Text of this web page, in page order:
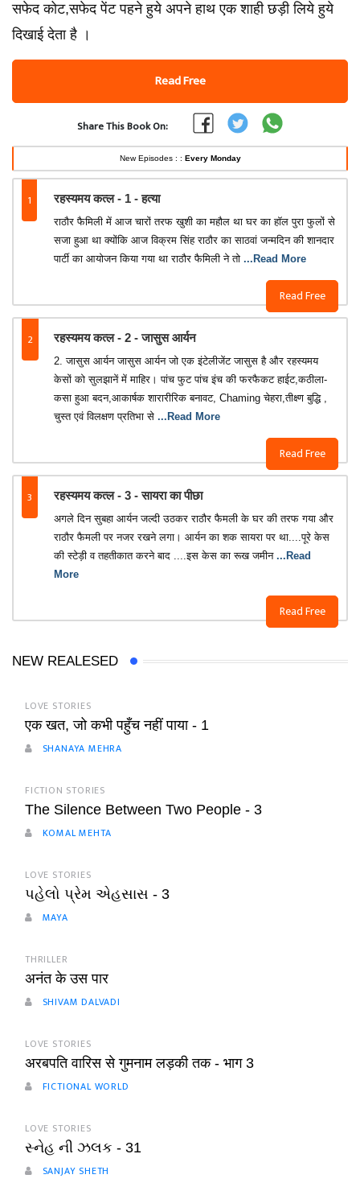
सफेद कोट,सफेद पेंट पहने हुये अपने हाथ एक शाही छड़ी लिये हुये
दिखाई देता है ।
Read Free
Share This Book On:
New Episodes : : Every Monday
1 रहस्यमय कत्ल - 1 - हत्या
Read Free
राठौर फैमिली में आज चारों तरफ खुशी का महौल था घर का हॉल पुरा फुलों से
सजा हुआ था क्योंकि आज विक्रम सिंह राठौर का साठवां जन्मदिन की शानदार
पार्टी का आयोजन किया गया था राठौर फैमिली ने तो ...Read More
2 रहस्यमय कत्ल - 2 - जासुस आर्यन
Read Free
2. जासुस आर्यन जासुस आर्यन जो एक इंटेलीजेंट जासुस है और रहस्यमय
केसों को सुलझानें में माहिर। पांच फुट पांच इंच की फरफैकट हाईट,कठीला-
कसा हुआ बदन,आकार्षक शारारीरिक बनावट, Chaming चेहरा,तीक्ष्ण बुद्धि ,
चुस्त एवं विलक्षण प्रतिभा से ...Read More
3 रहस्यमय कत्ल - 3 - सायरा का पीछा
Read Free
अगले दिन सुबहा आर्यन जल्दी उठकर राठौर फैमली के घर की तरफ गया और
राठौर फैमली पर नजर रखने लगा। आर्यन का शक सायरा पर था....पूरे केस
की स्टेड़ी व तहतीकात करने बाद ....इस केस का रूख जमीन ...Read
More
NEW REALESED
LOVE STORIES
एक खत, जो कभी पहुँच नहीं पाया - 1
SHANAYA MEHRA
FICTION STORIES
The Silence Between Two People - 3
KOMAL MEHTA
LOVE STORIES
પહેલો પ્રેમ એહસાસ - 3
MAYA
THRILLER
अनंत के उस पार
SHIVAM DALVADI
LOVE STORIES
अरबपति वारिस से गुमनाम लड़की तक - भाग 3
FICTIONAL WORLD
LOVE STORIES
સ્નેહ ની ઝલક - 31
SANJAY SHETH